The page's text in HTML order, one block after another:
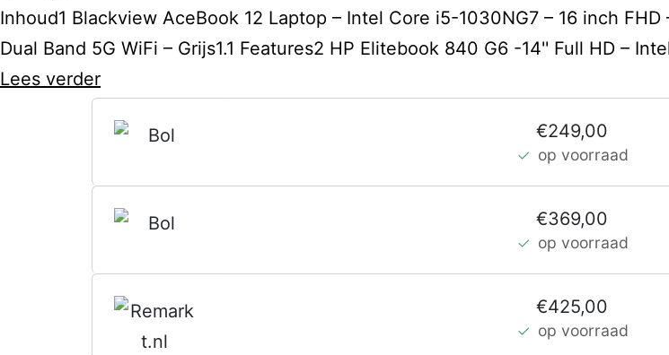
Inhoud1 Blackview AceBook 12 Laptop – Intel Core i5-1030NG7 – 16 inch FHD
Dual Band 5G WiFi – Grijs1.1 Features2 HP Elitebook 840 G6 -14'' Full HD –
Lees verderFujitsu
E5410
10e
Generatie
€249,00
op voorraad
€369,00
op voorraad
€425,00
op voorraad